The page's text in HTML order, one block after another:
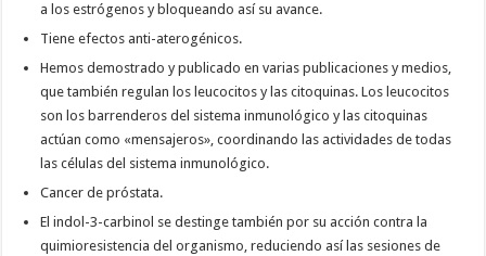
a los estrógenos y bloqueando así su avance.
Tiene efectos anti-aterogénicos.
Hemos demostrado y publicado en varias publicaciones y medios,
que también regulan los leucocitos y las citoquinas. Los leucocitos
son los barrenderos del sistema inmunológico y las citoquinas
actúan como «mensajeros», coordinando las actividades de todas
las células del sistema inmunológico.
Cancer de próstata.
El indol-3-carbinol se destinge también por su acción contra la
quimioresistencia del organismo, reduciendo así las sesiones de